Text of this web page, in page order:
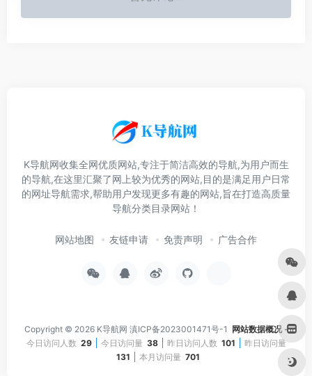
K导航网收集全网优质网站,专注于简洁高效的导航,为用户而生
的导航,在这里汇聚了网上较为优秀的网站,目的是满足用户日常
的网址导航需求,帮助用户发现更多有趣的网站,旨在打造高质量
导航分类目录网站！
网站地图 友链申请 免责声明 广告合作
Copyright © 2026 K导航网 滇ICP备2023001471号-1 网站数据概况 -
今日访问人数 29 今日访问量 38 昨日访问人数 101
昨日访问量
131
本月访问量 701